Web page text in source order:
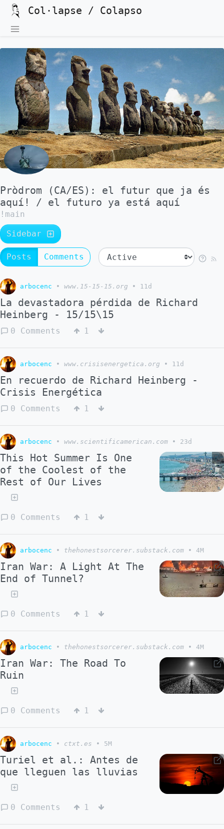
Col·lapse / Colapso
Pròdrom (CA/ES): el futur que ja és
aquí! / el futuro ya está aquí
!main
Sidebar
Posts Comments
arbocenc • www.15-15-15.org • 11d
La devastadora pérdida de Richard
Heinberg - 15/15\15
0 Comments 1
arbocenc • www.crisisenergetica.org • 11d
En recuerdo de Richard Heinberg -
Crisis Energética
0 Comments 1
arbocenc • www.scientificamerican.com • 23d
This Hot Summer Is One
of the Coolest of the
Rest of Our Lives
0 Comments 1
arbocenc • thehonestsorcerer.substack.com • 4M
Iran War: A Light At The
End of Tunnel?
0 Comments 1
arbocenc • thehonestsorcerer.substack.com • 4M
Iran War: The Road To
Ruin
0 Comments 1
arbocenc • ctxt.es • 5M
Turiel et al.: Antes de
que lleguen las lluvias
0 Comments 1